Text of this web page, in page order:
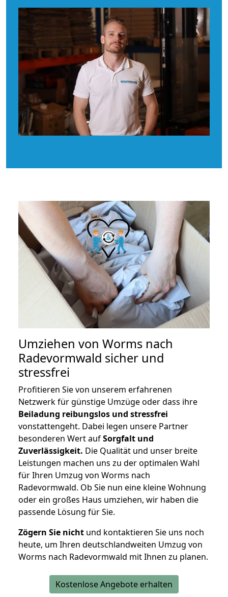
Umziehen von Worms nach
Radevormwald sicher und
stressfrei
Profitieren Sie von unserem erfahrenen
Netzwerk für günstige Umzüge oder dass ihre
Beiladung reibungslos und stressfrei
vonstattengeht. Dabei legen unsere Partner
besonderen Wert aufSorgfalt und
Zuverlässigkeit. Die Qualität und unser breite
Leistungen machen uns zu der optimalen Wahl
für Ihren Umzug von Worms nach
Radevormwald. Ob Sie nun eine kleine Wohnung
oder ein großes Haus umziehen, wir haben die
passende Lösung für Sie.
Zögern Sie nicht und kontaktieren Sie uns noch
heute, um Ihren deutschlandweiten Umzug von
Worms nach Radevormwald mit Ihnen zu planen.
Kostenlose Angebote erhalten